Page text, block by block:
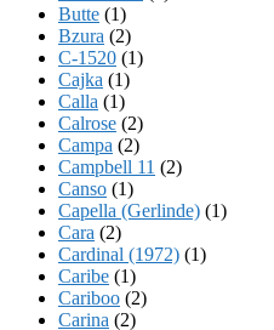
Butte (1)
Bzura (2)
C-1520 (1)
Cajka (1)
Calla (1)
Calrose (2)
Campa (2)
Campbell 11 (2)
Canso (1)
Capella (Gerlinde) (1)
Cara (2)
Cardinal (1972) (1)
Caribe (1)
Cariboo (2)
Carina (2)